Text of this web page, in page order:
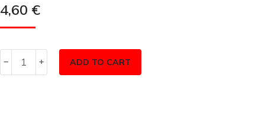
4,60 €
ADD TO CART